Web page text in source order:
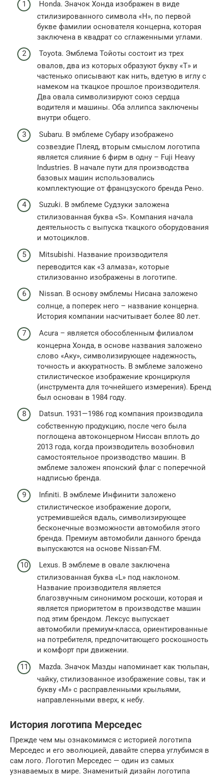
Honda. Значок Хонда изображен в виде
стилизированного символа «Н», по первой
букве фамилии основателя концерна, которая
заключена в квадрат со сглаженными углами.
Toyota. Эмблема Тойоты состоит из трех
овалов, два из которых образуют букву «Т» и
частенько описывают как нить, вдетую в иглу с
намеком на ткацкое прошлое производителя.
Два овала символизируют союз сердца
водителя и машины. Оба эллипса заключены
внутри общего.
Subaru. В эмблеме Субару изображено
созвездие Плеяд, вторым смыслом логотипа
является слияние 6 фирм в одну – Fuji Heavy
Industries. В начале пути для производства
базовых машин использовались
комплектующие от францзуского бренда Рено.
Suzuki. В эмблеме Судзуки заложена
стилизованная буква «S». Компания начала
деятельность с выпуска ткацкого оборудования
и мотоциклов.
Mitsubishi. Название производителя
переводится как «3 алмаза», которые
стилизованно изображены в логотипе.
Nissan. В основу эмблемы Нисана заложено
солнце, а поперек него – название концерна.
История компании насчитывает более 80 лет.
Acura – является обособленным филиалом
концерна Хонда, в основе названия заложено
слово «Аку», символизирующее надежность,
точность и аккуратность. В эмблеме заложено
стилистическое изображение кронциркуля
(инструмента для точнейшего измерения). Бренд
был основан в 1984 году.
Datsun. 1931—1986 год компания производила
собственную продукцию, после чего была
поглощена автоконцерном Ниссан вплоть до
2013 года, когда производитель возобновил
самостоятельное производство машин. В
эмблеме заложен японский флаг с поперечной
надписью бренда.
Infiniti. В эмблеме Инфинити заложено
стилистическое изображение дороги,
устремившейся вдаль, символизирующее
бесконечные возможности автомобиля этого
бренда. Премиум автомобили данного бренда
выпускаются на основе Nissan-FM.
Lexus. В эмблеме в овале заключена
стилизованная буква «L» под наклоном.
Название производителя является
благозвучным синонимом роскоши, которая и
является приоритетом в производстве машин
под этим брендом. Лексус выпускает
автомобили премиум-класса, ориентированные
на потребителя, предпочитающего роскошность
и комфорт при движении.
Mazda. Значок Мазды напоминает как тюльпан,
чайку, стилизованное изображение совы, так и
букву «М» с расправленными крыльями,
направленными вверх, к небу.
История логотипа Мерседес
Прежде чем мы ознакомимся с историей логотипа
Мерседес и его эволюцией, давайте сперва углубимся в
сам лого. Логотип Мерседес — один из самых
узнаваемых в мире. Знаменитый дизайн логотипа